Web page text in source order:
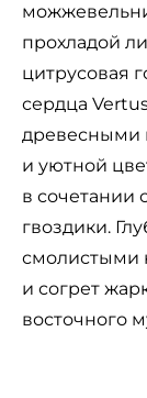
прохладой
цитрусовая
сердца
древесными
и уютной
в сочетании
гвоздики.
смолистыми
и согрет
восточного